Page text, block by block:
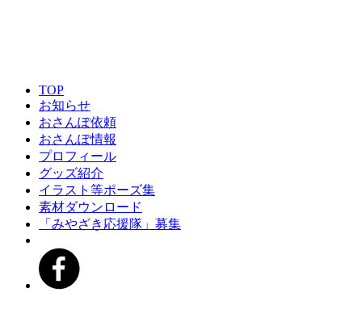
TOP
お知らせ
おさんぽ依頼
おさんぽ情報
プロフィール
グッズ紹介
イラスト等ポーズ集
素材ダウンロード
「みやざき応援隊」募集